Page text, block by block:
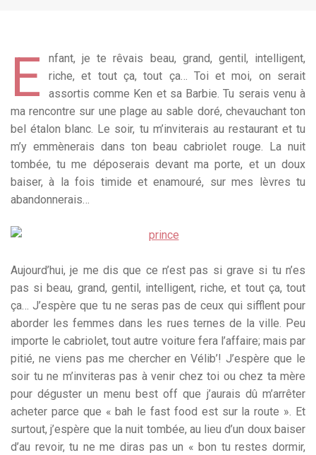
E
nfant, je te rêvais beau, grand, gentil, intelligent,
riche, et tout ça, tout ça… Toi et moi, on serait
assortis comme Ken et sa Barbie. Tu serais venu à
ma rencontre sur une plage au sable doré, chevauchant ton
bel étalon blanc. Le soir, tu m’inviterais au restaurant et tu
m’y emmènerais dans ton beau cabriolet rouge. La nuit
tombée, tu me déposerais devant ma porte, et un doux
baiser, à la fois timide et enamouré, sur mes lèvres tu
abandonnerais…
Aujourd’hui, je me dis que ce n’est pas si grave si tu n’es
pas si beau, grand, gentil, intelligent, riche, et tout ça, tout
ça… J’espère que tu ne seras pas de ceux qui sifflent pour
aborder les femmes dans les rues ternes de la ville. Peu
importe le cabriolet, tout autre voiture fera l’affaire; mais par
pitié, ne viens pas me chercher en Vélib’! J’espère que le
soir tu ne m’inviteras pas à venir chez toi ou chez ta mère
pour déguster un menu best off que j’aurais dû m’arrêter
acheter parce que « bah le fast food est sur la route ». Et
surtout, j’espère que la nuit tombée, au lieu d’un doux baiser
d’au revoir, tu ne me diras pas un « bon tu restes dormir,